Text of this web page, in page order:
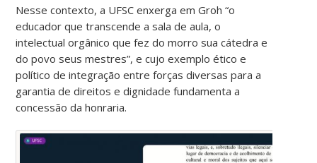
Nesse contexto, a UFSC enxerga em Groh “o
educador que transcende a sala de aula, o
intelectual orgânico que fez do morro sua cátedra e
do povo seus mestres”, e cujo exemplo ético e
político de integração entre forças diversas para a
garantia de direitos e dignidade fundamenta a
concessão da honraria.